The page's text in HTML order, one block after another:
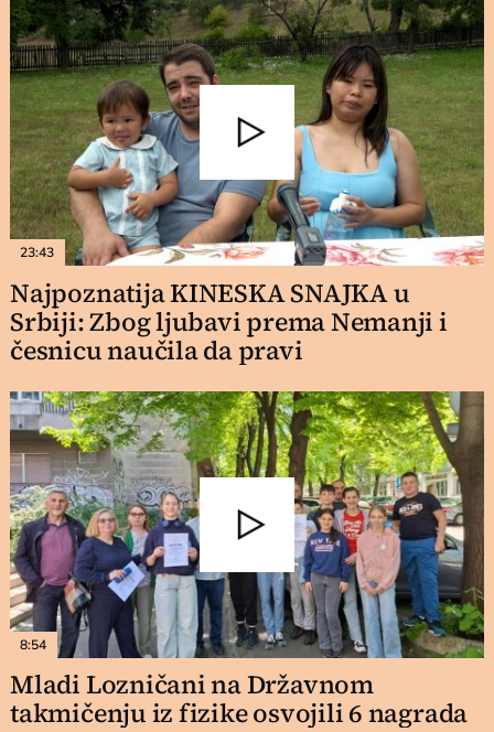
23:43
Najpoznatija KINESKA SNAJKA u
Srbiji: Zbog ljubavi prema Nemanji i
česnicu naučila da pravi
8:54
Mladi Lozničani na Državnom
takmičenju iz fizike osvojili 6 nagrada